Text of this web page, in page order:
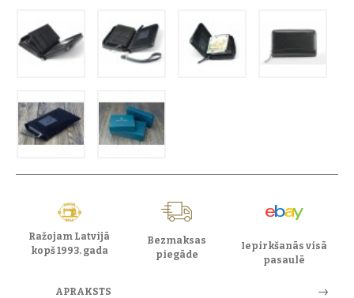
Ražojam Latvijā
kopš 1993. gada
Bezmaksas
piegāde
Iepirkšanās visā
pasaulē
APRAKSTS